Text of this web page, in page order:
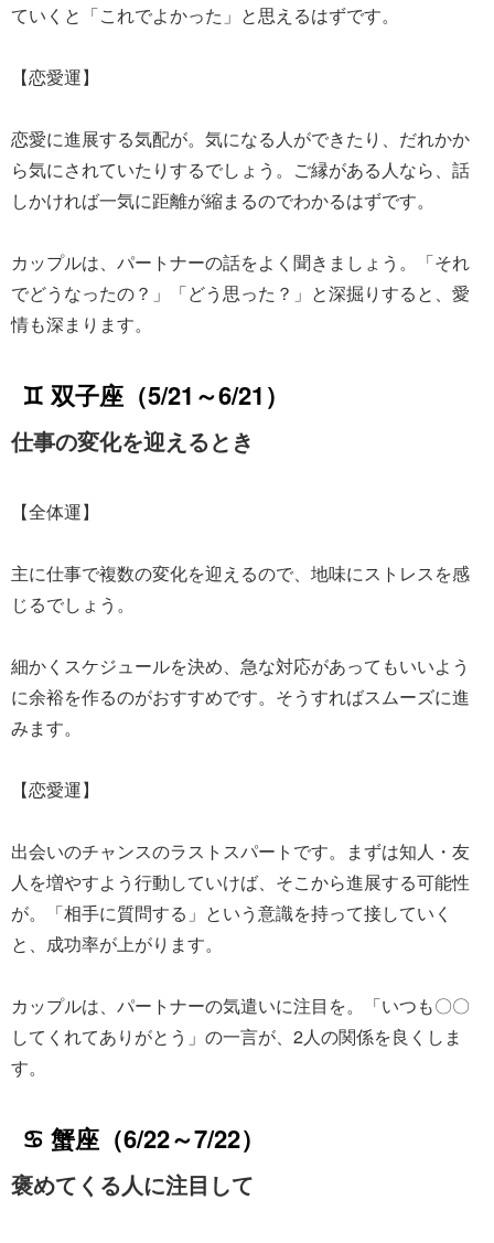
ていくと「これでよかった」と思えるはずです。
【恋愛運】
恋愛に進展する気配が。気になる人ができたり、だれかか
ら気にされていたりするでしょう。ご縁がある人なら、話
しかければ一気に距離が縮まるのでわかるはずです。
カップルは、パートナーの話をよく聞きましょう。「それ
でどうなったの？」「どう思った？」と深掘りすると、愛
情も深まります。
♊ 双子座（5/21～6/21）
仕事の変化を迎えるとき
【全体運】
主に仕事で複数の変化を迎えるので、地味にストレスを感
じるでしょう。
細かくスケジュールを決め、急な対応があってもいいよう
に余裕を作るのがおすすめです。そうすればスムーズに進
みます。
【恋愛運】
出会いのチャンスのラストスパートです。まずは知人・友
人を増やすよう行動していけば、そこから進展する可能性
が。「相手に質問する」という意識を持って接していく
と、成功率が上がります。
カップルは、パートナーの気遣いに注目を。「いつも〇〇
してくれてありがとう」の一言が、2人の関係を良くしま
す。
♋ 蟹座（6/22～7/22）
褒めてくる人に注目して